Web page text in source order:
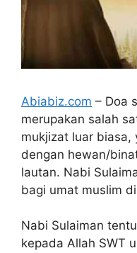
Abiabiz.com – Doa
merupakan salah
mukjizat luar biasa,
dengan hewan/
lautan. Nabi
bagi umat muslim
Nabi Sulaiman
kepada Allah SWT